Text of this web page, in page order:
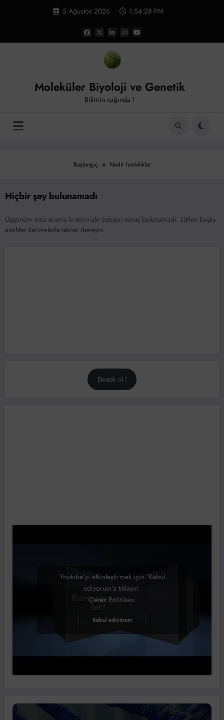
5 Ağustos 2026 1:54:28 PM
Moleküler Biyoloji ve Genetik
Bilimin ışığında !
Başlangıç Nadir hastalıklar
Hiçbir şey bulunamadı
Üzgünüm ama arama kriterinizle eşleşen sonuç bulunamadı. Lütfen başka
anahtar kelimelerle tekrar deneyin.
Destek ol !
Youtube'yi etkinleştirmek için 'Kabul
ediyorum'a tıklayın
Çerez Politikası
Kabul ediyorum